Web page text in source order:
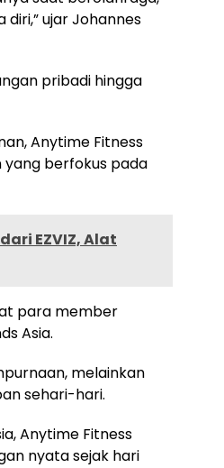
ujar Johannes
pribadi hingga
Anytime Fitness
berfokus pada
EZVIZ, Alat
para member
Asia.
melainkan
sehari-hari.
Anytime Fitness
nyata sejak hari